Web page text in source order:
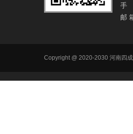
手
邮
Copyright @ 2020-2030 河南四